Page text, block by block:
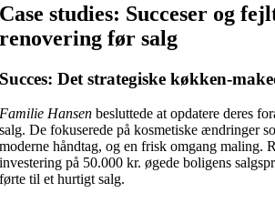
Case studies: Succeser og
renovering før salg
Succes: Det strategiske køkken-
Familie Hansen besluttede at opdatere deres
salg. De fokuserede på kosmetiske ændringer
moderne håndtag, og en frisk omgang maling.
investering på 50.000 kr. øgede boligens
førte til et hurtigt salg.